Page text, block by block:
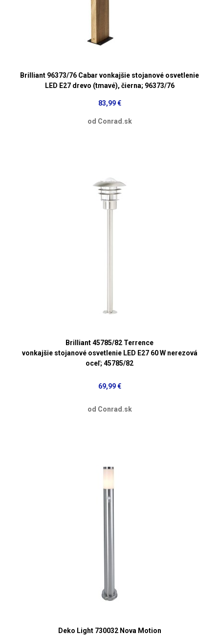
Brilliant 96373/76 Cabar vonkajšie stojanové osvetlenie
LED E27 drevo (tmavé), čierna; 96373/76
83,99 €
od Conrad.sk
Brilliant 45785/82 Terrence
vonkajšie stojanové osvetlenie LED E27 60 W nerezová
oceľ; 45785/82
69,99 €
od Conrad.sk
Deko Light 730032 Nova Motion